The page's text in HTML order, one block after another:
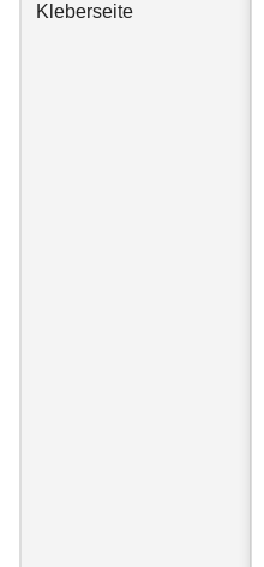
Kleberseite